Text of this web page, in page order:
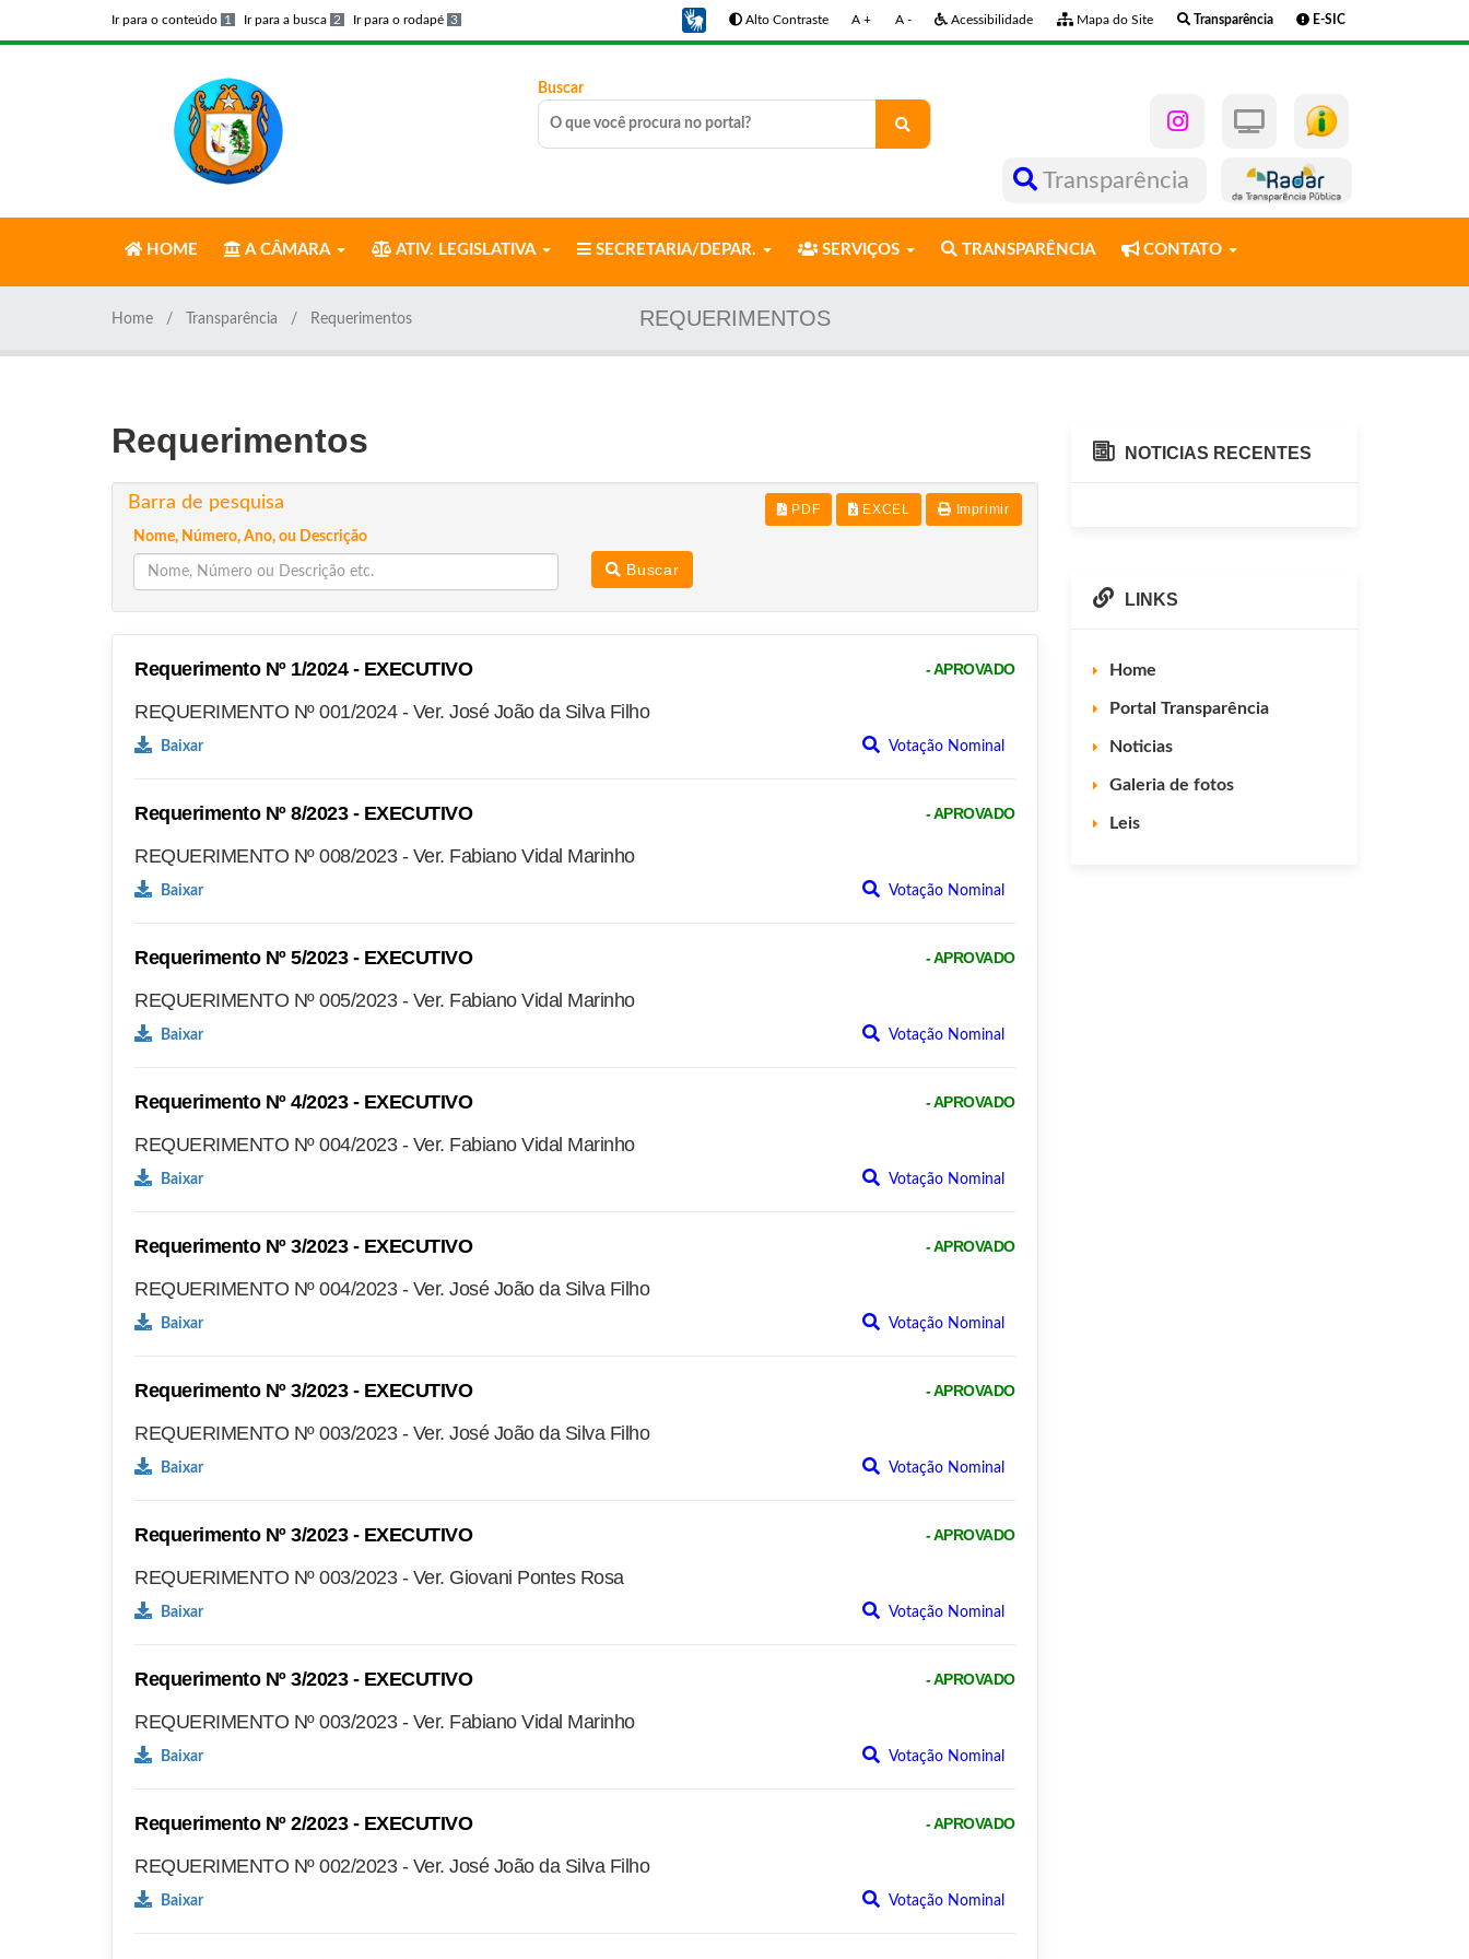
Ir para o conteúdo 1 Ir para a busca 2 Ir para o rodapé 3 Alto Contraste A + A - Acessibilidade Mapa do Site Transparência E-SIC
Buscar
Transparência
HOME A CÂMARA ATIV. LEGISLATIVA SECRETARIA/DEPAR. SERVIÇOS TRANSPARÊNCIA CONTATO
REQUERIMENTOS
Home Transparência Requerimentos
Requerimentos
Barra de pesquisa PDF EXCEL
Imprimir
Nome, Número, Ano, ou Descrição
Buscar
Requerimento Nº 1/2024 - EXECUTIVO - APROVADO
REQUERIMENTO Nº 001/2024 - Ver. José João da Silva Filho
Baixar Votação Nominal
Requerimento Nº 8/2023 - EXECUTIVO - APROVADO
REQUERIMENTO Nº 008/2023 - Ver. Fabiano Vidal Marinho
Baixar Votação Nominal
Requerimento Nº 5/2023 - EXECUTIVO - APROVADO
REQUERIMENTO Nº 005/2023 - Ver. Fabiano Vidal Marinho
Baixar Votação Nominal
Requerimento Nº 4/2023 - EXECUTIVO - APROVADO
REQUERIMENTO Nº 004/2023 - Ver. Fabiano Vidal Marinho
Baixar Votação Nominal
Requerimento Nº 3/2023 - EXECUTIVO - APROVADO
REQUERIMENTO Nº 004/2023 - Ver. José João da Silva Filho
Baixar Votação Nominal
Requerimento Nº 3/2023 - EXECUTIVO - APROVADO
REQUERIMENTO Nº 003/2023 - Ver. José João da Silva Filho
Baixar Votação Nominal
Requerimento Nº 3/2023 - EXECUTIVO - APROVADO
REQUERIMENTO Nº 003/2023 - Ver. Giovani Pontes Rosa
Baixar Votação Nominal
Requerimento Nº 3/2023 - EXECUTIVO - APROVADO
REQUERIMENTO Nº 003/2023 - Ver. Fabiano Vidal Marinho
Baixar Votação Nominal
Requerimento Nº 2/2023 - EXECUTIVO - APROVADO
REQUERIMENTO Nº 002/2023 - Ver. José João da Silva Filho
Baixar Votação Nominal
NOTICIAS RECENTES
LINKS
Home
Portal Transparência
Noticias
Galeria de fotos
Leis